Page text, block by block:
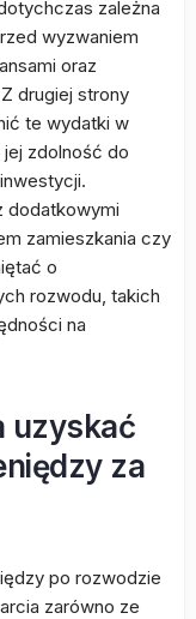
zależna
wyzwaniem
oraz
drugiej strony
te wydatki w
zdolność do
dodatkowymi
zamieszkania czy
o
rozwodu, takich
na
uzyskać
za
po rozwodzie
zarówno ze